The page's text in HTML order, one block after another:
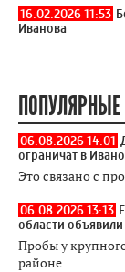
16.02.2026 11:53
Иванова
06.08.2026 14:01
ограничат в
Это связано с
06.08.2026 13:13
области
Пробы у
районе